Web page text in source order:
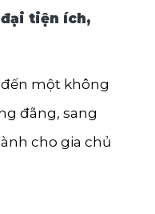
tiện ích,
một không
đãng, sang
cho gia chủ